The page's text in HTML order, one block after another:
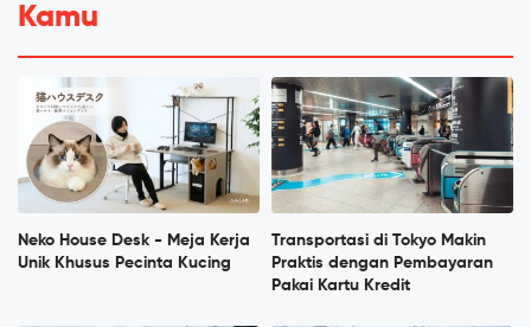
Kamu
Neko House Desk - Meja Kerja
Unik Khusus Pecinta Kucing
Transportasi di Tokyo Makin
Praktis dengan Pembayaran
Pakai Kartu Kredit